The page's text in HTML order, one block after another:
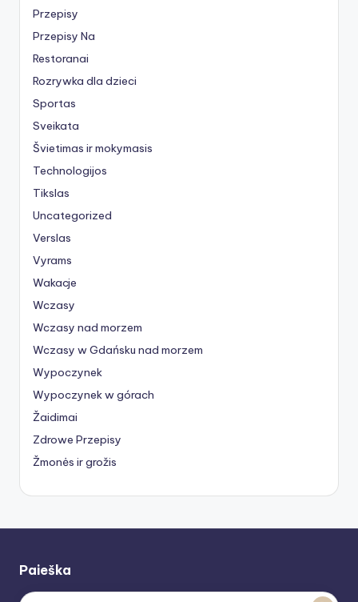
Przepisy
Przepisy Na
Restoranai
Rozrywka dla dzieci
Sportas
Sveikata
Švietimas ir mokymasis
Technologijos
Tikslas
Uncategorized
Verslas
Vyrams
Wakacje
Wczasy
Wczasy nad morzem
Wczasy w Gdańsku nad morzem
Wypoczynek
Wypoczynek w górach
Žaidimai
Zdrowe Przepisy
Žmonės ir grožis
Paieška